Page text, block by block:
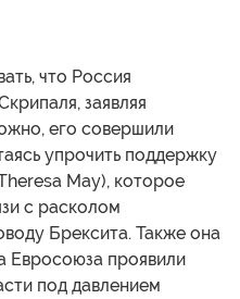
что Россия
заявляя
его совершили
упрочить поддержку
May), которое
с расколом
Брексита. Также она
Евросоюза проявили
под давлением